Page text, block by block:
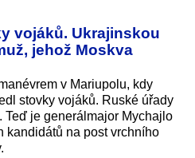
vojáků. Ukrajinskou
jehož Moskva
v Mariupolu, kdy
stovky vojáků. Ruské úřady
Teď je generálmajor Mychajlo
kandidátů na post vrchního